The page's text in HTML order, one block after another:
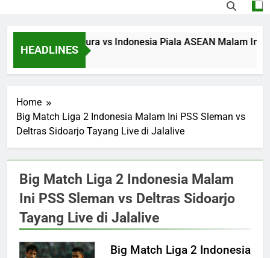
HEADLINES
Streaming Singapura vs Indonesia Piala ASEAN Malam Ini
50 Minutes Ago
Home
Big Match Liga 2 Indonesia Malam Ini PSS Sleman vs
Deltras Sidoarjo Tayang Live di Jalalive
Big Match Liga 2 Indonesia Malam
Ini PSS Sleman vs Deltras Sidoarjo
Tayang Live di Jalalive
Big Match Liga 2 Indonesia